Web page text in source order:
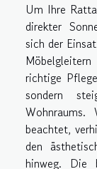
Um Ihre
direkter
sich der
richtige
sondern
beachtet,
den
hinweg. Die